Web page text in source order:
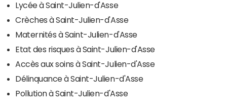
Lycée à Saint-Julien-d'Asse
Crèches à Saint-Julien-d'Asse
Maternités à Saint-Julien-d'Asse
Etat des risques à Saint-Julien-d'Asse
Accès aux soins à Saint-Julien-d'Asse
Délinquance à Saint-Julien-d'Asse
Pollution à Saint-Julien-d'Asse